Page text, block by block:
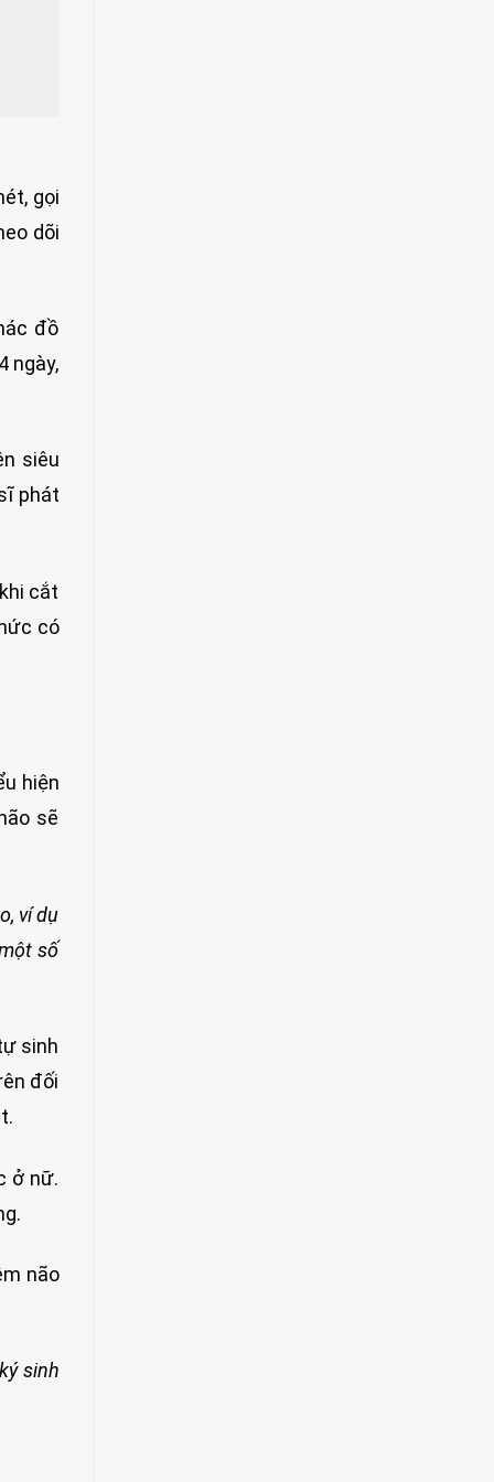
gọi
dõi
đồ
ngày,
siêu
phát
cắt
có
hiện
sẽ
ví dụ
số
sinh
đối
ở nữ.
não
sinh